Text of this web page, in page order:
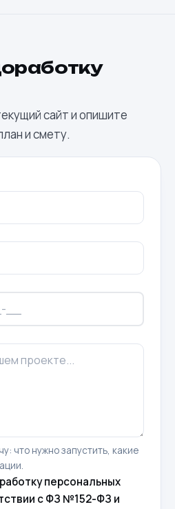
сайт и опишите
и смету.
что нужно запустить, какие
персональных
с ФЗ №152-ФЗ и